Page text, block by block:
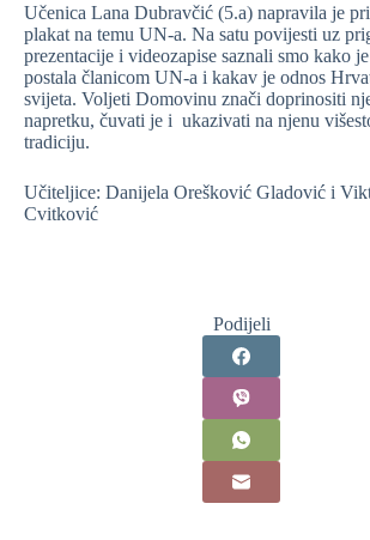
Učenica Lana Dubravčić (5.a) napravila je
plakat na temu UN-a. Na satu povijesti uz
prezentacije i videozapise saznali smo kako
postala članicom UN-a i kakav je odnos
svijeta. Voljeti Domovinu znači doprinositi
napretku, čuvati je i ukazivati na njenu
tradiciju.
Učiteljice: Danijela Orešković Gladović i
Cvitković
Podijeli